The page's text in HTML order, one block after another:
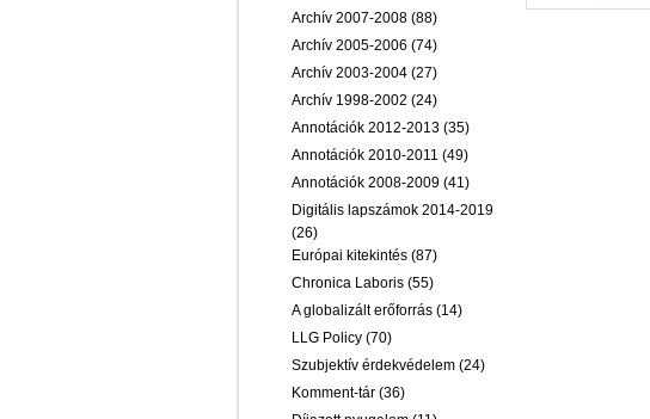
Archív 2007-2008 (88)
Archív 2005-2006 (74)
Archív 2003-2004 (27)
Archív 1998-2002 (24)
Annotációk 2012-2013 (35)
Annotációk 2010-2011 (49)
Annotációk 2008-2009 (41)
Digitális lapszámok 2014-2019
(26)
Európai kitekintés (87)
Chronica Laboris (55)
A globalizált erőforrás (14)
LLG Policy (70)
Szubjektív érdekvédelem (24)
Komment-tár (36)